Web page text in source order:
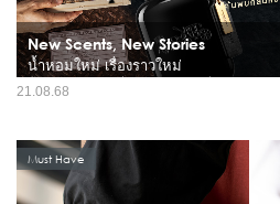
New Scents, New Stories
น้ำหอมใหม่ เรื่องราวใหม่
น้ำหอมไม่ใช่แค่กลิ่น แต่คือ “ภาษาที่มองไม่เห็น”
กลิ่นหอมบางกลิ่นพาเราย้อนกลับไปหาความทร
21.08.68
Must Have